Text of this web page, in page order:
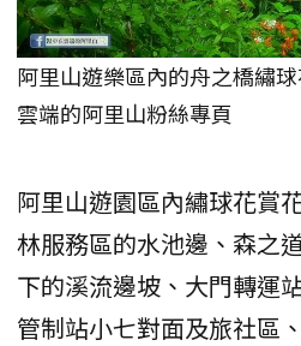
阿里山遊樂區內的舟之橋繡
雲端的阿里山粉絲專頁
阿里山遊園區內繡球花賞
林服務區的水池邊、森之
下的溪流邊坡、大門轉運
管制站小七對面及旅社區